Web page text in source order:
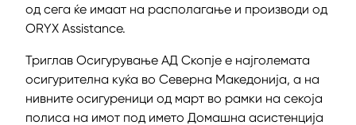
од сега ќе имаат на располагање и производи од
ORYX Assistance.
Триглав Осигурување АД Скопје е најголемата
осигурителна куќа во Северна Македонија, а на
нивните осигуреници од март во рамки на секоја
полиса на имот под името Домашна асистенција